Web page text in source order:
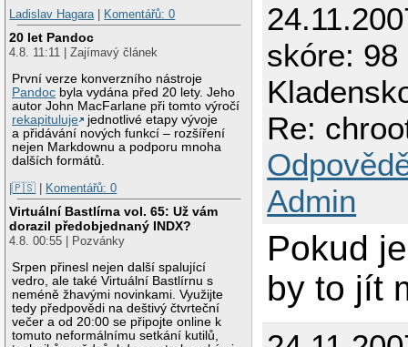
Ladislav Hagara | Komentářů: 0
20 let Pandoc
4.8. 11:11 | Zajímavý článek
První verze konverzního nástroje
Pandoc byla vydána před 20 lety. Jeho
autor John MacFarlane při tomto výročí
rekapituluje
jednotlivé etapy vývoje
a přidávání nových funkcí – rozšíření
nejen Markdownu a podporu mnoha
dalších formátů.
|🇵🇸 | Komentářů: 0
Virtuální Bastlírna vol. 65: Už vám
dorazil předobjednaný INDX?
4.8. 00:55 | Pozvánky
Srpen přinesl nejen další spalující
vedro, ale také Virtuální Bastlírnu s
neméně žhavými novinkami. Využijte
tedy předpovědi na deštivý čtvrteční
večer a od 20:00 se připojte online k
tomuto neformálnímu setkání kutilů,
skóre:
Re:
Admin
Pokud
by to jít